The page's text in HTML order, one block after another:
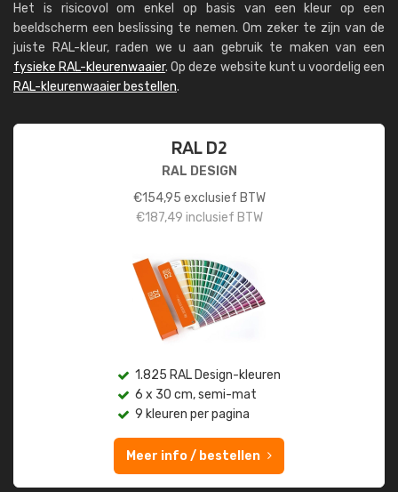
Het is risicovol om enkel op basis van een kleur op een
beeldscherm een beslissing te nemen. Om zeker te zijn van de
juiste RAL-kleur, raden we u aan gebruik te maken van een
fysieke RAL-kleurenwaaier. Op deze website kunt u voordelig een
RAL-kleurenwaaier bestellen.
RAL D2
RAL DESIGN
€154,95 exclusief BTW
€187,49 inclusief BTW
1.825 RAL Design-kleuren
6 x 30 cm, semi-mat
9 kleuren per pagina
Meer info / bestellen